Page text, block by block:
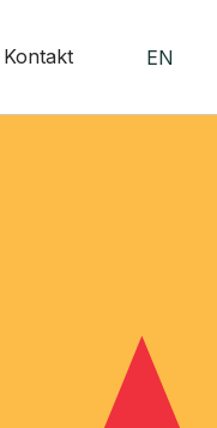
Kontakt EN